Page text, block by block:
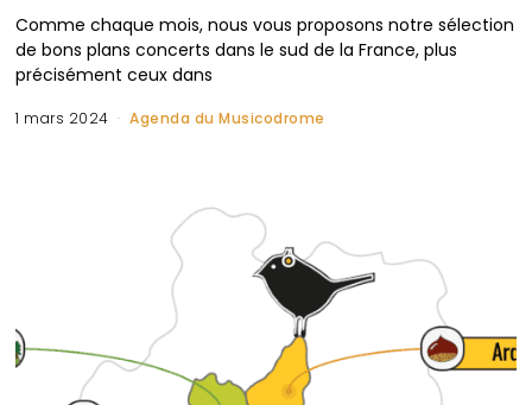
Comme chaque mois, nous vous proposons notre sélection
de bons plans concerts dans le sud de la France, plus
précisément ceux dans
1 mars 2024 Agenda du Musicodrome